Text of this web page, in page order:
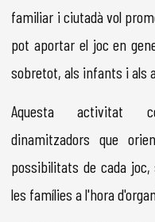
familiar i ciutadà vol
pot aportar el joc en
sobretot, als infants i als
Aquesta activitat
dinamitzadors que
possibilitats de cada
les famílies a l'hora